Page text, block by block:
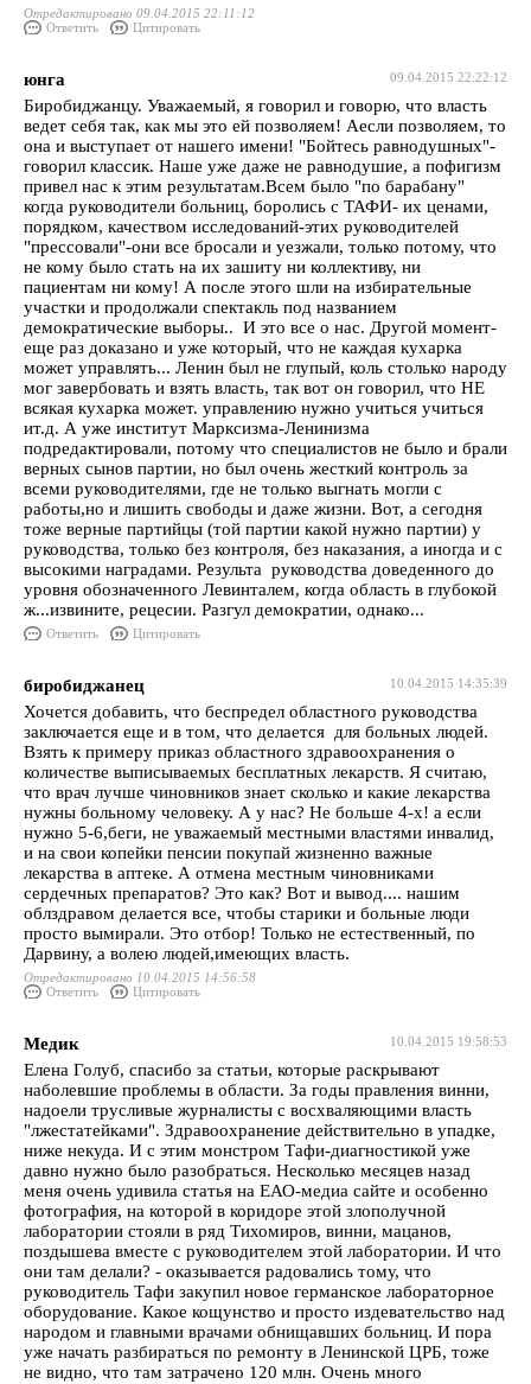
Отредактировано 09.04.2015 22:11:12
Ответить
Цитировать
09.04.2015 22:22:12
юнга
Биробиджанцу. Уважаемый, я говорил и говорю, что власть
ведет себя так, как мы это ей позволяем! Аесли позволяем, то
она и выступает от нашего имени! "Бойтесь равнодушных"-
говорил классик. Наше уже даже не равнодушие, а пофигизм
привел нас к этим результатам.Всем было "по барабану"
когда руководители больниц, боролись с ТАФИ- их ценами,
порядком, качеством исследований-этих руководителей
"прессовали"-они все бросали и уезжали, только потому, что
не кому было стать на их зашиту ни коллективу, ни
пациентам ни кому! А после этого шли на избирательные
участки и продолжали спектакль под названием
демократические выборы.. И это все о нас. Другой момент-
еще раз доказано и уже который, что не каждая кухарка
может управлять... Ленин был не глупый, коль столько народу
мог завербовать и взять власть, так вот он говорил, что НЕ
всякая кухарка может. управлению нужно учиться учиться
ит.д. А уже институт Марксизма-Ленинизма
подредактировали, потому что специалистов не было и брали
верных сынов партии, но был очень жесткий контроль за
всеми руководителями, где не только выгнать могли с
работы,но и лишить свободы и даже жизни. Вот, а сегодня
тоже верные партийцы (той партии какой нужно партии) у
руководства, только без контроля, без наказания, а иногда и с
высокими наградами. Результа руководства доведенного до
уровня обозначенного Левинталем, когда область в глубокой
ж...извините, рецесии. Разгул демократии, однако...
Ответить Цитировать
10.04.2015 14:35:39
биробиджанец
Хочется добавить, что беспредел областного руководства
заключается еще и в том, что делается для больных людей.
Взять к примеру приказ областного здравоохранения о
количестве выписываемых бесплатных лекарств. Я считаю,
что врач лучше чиновников знает сколько и какие лекарства
нужны больному человеку. А у нас? Не больше 4-х! а если
нужно 5-6,беги, не уважаемый местными властями инвалид,
и на свои копейки пенсии покупай жизненно важные
лекарства в аптеке. А отмена местным чиновниками
сердечных препаратов? Это как? Вот и вывод.... нашим
облздравом делается все, чтобы старики и больные люди
просто вымирали. Это отбор! Только не естественный, по
Дарвину, а волею людей,имеющих власть.
Отредактировано 10.04.2015 14:56:58
Ответить
Цитировать
10.04.2015 19:58:53
Медик
Елена Голуб, спасибо за статьи, которые раскрывают
наболевшие проблемы в области. За годы правления винни,
надоели трусливые журналисты с восхваляющими власть
"лжестатейками". Здравоохранение действительно в упадке,
ниже некуда. И с этим монстром Тафи-диагностикой уже
давно нужно было разобраться. Несколько месяцев назад
меня очень удивила статья на ЕАО-медиа сайте и особенно
фотография, на которой в коридоре этой злополучной
лаборатории стояли в ряд Тихомиров, винни, мацанов,
поздышева вместе с руководителем этой лаборатории. И что
они там делали? - оказывается радовались тому, что
руководитель Тафи закупил новое германское лабораторное
оборудование. Какое кощунство и просто издевательство над
народом и главными врачами обнищавших больниц. И пора
уже начать разбираться по ремонту в Ленинской ЦРБ, тоже
не видно, что там затрачено 120 млн. Очень много